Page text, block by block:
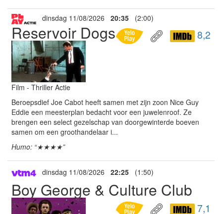
dinsdag 11/08/2026 20:35 (2:00)
Reservoir Dogs 8,2
Film - Thriller Actie
Beroepsdief Joe Cabot heeft samen met zijn zoon Nice Guy
Eddie een meesterplan bedacht voor een juwelenroof. Ze
brengen een select gezelschap van doorgewinterde boeven
samen om een groothandelaar i...
Humo: “★★★★”
dinsdag 11/08/2026 22:25 (1:50)
Boy George & Culture Club
7,1